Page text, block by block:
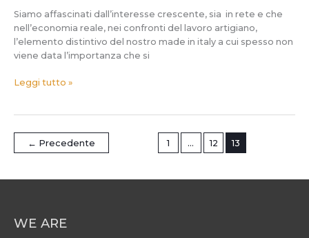
Siamo affascinati dall’interesse crescente, sia in rete e che
nell’economia reale, nei confronti del lavoro artigiano,
l’elemento distintivo del nostro made in italy a cui spesso non
viene data l’importanza che si
Leggi tutto »
← Precedente 1 … 12 13
WE ARE